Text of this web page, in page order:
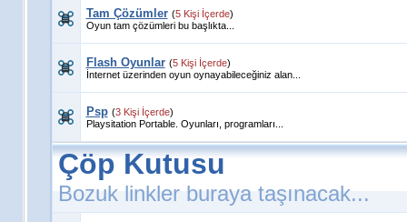
Tam Çözümler (5 Kişi İçerde)
Oyun tam çözümleri bu başlıkta...
Flash Oyunlar (5 Kişi İçerde)
İnternet üzerinden oyun oynayabileceğiniz alan...
Psp (3 Kişi İçerde)
Playsitation Portable. Oyunları, programları...
Çöp Kutusu
Bozuk linkler buraya taşınacak...